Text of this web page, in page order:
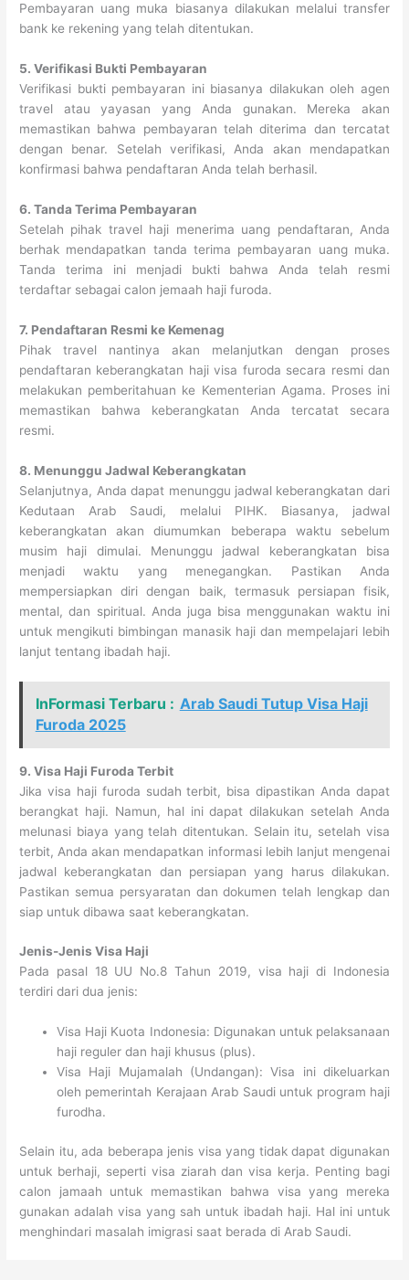
Pembayaran uang muka biasanya dilakukan melalui transfer
bank ke rekening yang telah ditentukan.
5. Verifikasi Bukti Pembayaran
Verifikasi bukti pembayaran ini biasanya dilakukan oleh agen
travel atau yayasan yang Anda gunakan. Mereka akan
memastikan bahwa pembayaran telah diterima dan tercatat
dengan benar. Setelah verifikasi, Anda akan mendapatkan
konfirmasi bahwa pendaftaran Anda telah berhasil.
6. Tanda Terima Pembayaran
Setelah pihak travel haji menerima uang pendaftaran, Anda
berhak mendapatkan tanda terima pembayaran uang muka.
Tanda terima ini menjadi bukti bahwa Anda telah resmi
terdaftar sebagai calon jemaah haji furoda.
7. Pendaftaran Resmi ke Kemenag
Pihak travel nantinya akan melanjutkan dengan proses
pendaftaran keberangkatan haji visa furoda secara resmi dan
melakukan pemberitahuan ke Kementerian Agama. Proses ini
memastikan bahwa keberangkatan Anda tercatat secara
resmi.
8. Menunggu Jadwal Keberangkatan
Selanjutnya, Anda dapat menunggu jadwal keberangkatan dari
Kedutaan Arab Saudi, melalui PIHK. Biasanya, jadwal
keberangkatan akan diumumkan beberapa waktu sebelum
musim haji dimulai. Menunggu jadwal keberangkatan bisa
menjadi waktu yang menegangkan. Pastikan Anda
mempersiapkan diri dengan baik, termasuk persiapan fisik,
mental, dan spiritual. Anda juga bisa menggunakan waktu ini
untuk mengikuti bimbingan manasik haji dan mempelajari lebih
lanjut tentang ibadah haji.
InFormasi Terbaru : Arab Saudi Tutup Visa Haji
Furoda 2025
9. Visa Haji Furoda Terbit
Jika visa haji furoda sudah terbit, bisa dipastikan Anda dapat
berangkat haji. Namun, hal ini dapat dilakukan setelah Anda
melunasi biaya yang telah ditentukan. Selain itu, setelah visa
terbit, Anda akan mendapatkan informasi lebih lanjut mengenai
jadwal keberangkatan dan persiapan yang harus dilakukan.
Pastikan semua persyaratan dan dokumen telah lengkap dan
siap untuk dibawa saat keberangkatan.
Jenis-Jenis Visa Haji
Pada pasal 18 UU No.8 Tahun 2019, visa haji di Indonesia
terdiri dari dua jenis:
Visa Haji Kuota Indonesia: Digunakan untuk pelaksanaan
haji reguler dan haji khusus (plus).
Visa Haji Mujamalah (Undangan): Visa ini dikeluarkan
oleh pemerintah Kerajaan Arab Saudi untuk program haji
furodha.
Selain itu, ada beberapa jenis visa yang tidak dapat digunakan
untuk berhaji, seperti visa ziarah dan visa kerja. Penting bagi
calon jamaah untuk memastikan bahwa visa yang mereka
gunakan adalah visa yang sah untuk ibadah haji. Hal ini untuk
menghindari masalah imigrasi saat berada di Arab Saudi.